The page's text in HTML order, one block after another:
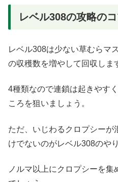
レベル308の攻略の
レベル308は少ない草むらマ
の収穫数を増やして回収しま
4種類なので連鎖は起きやす
ころを狙いましょう。
ただ、いじわるクロプシーが
けでないのがレベル308のや
ノルマ以上にクロプシーを